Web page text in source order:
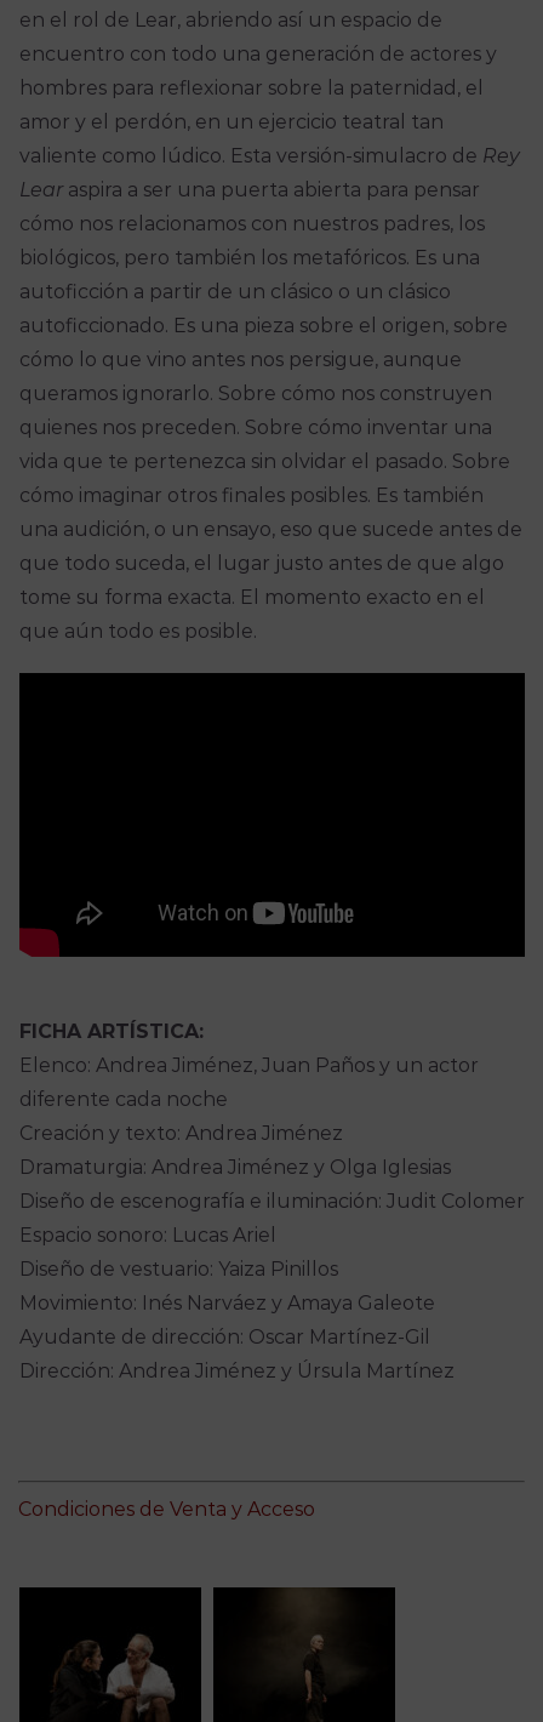
en el rol de Lear, abriendo así un espacio de
encuentro con todo una generación de actores y
hombres para reflexionar sobre la paternidad, el
amor y el perdón, en un ejercicio teatral tan
valiente como lúdico. Esta versión-simulacro de Rey
Lear aspira a ser una puerta abierta para pensar
cómo nos relacionamos con nuestros padres, los
biológicos, pero también los metafóricos. Es una
autoficción a partir de un clásico o un clásico
autoficcionado. Es una pieza sobre el origen, sobre
cómo lo que vino antes nos persigue, aunque
queramos ignorarlo. Sobre cómo nos construyen
quienes nos preceden. Sobre cómo inventar una
vida que te pertenezca sin olvidar el pasado. Sobre
cómo imaginar otros finales posibles. Es también
una audición, o un ensayo, eso que sucede antes de
que todo suceda, el lugar justo antes de que algo
tome su forma exacta. El momento exacto en el
que aún todo es posible.
FICHA ARTÍSTICA:
Elenco: Andrea Jiménez, Juan Paños y un actor
diferente cada noche
Creación y texto: Andrea Jiménez
Dramaturgia: Andrea Jiménez y Olga Iglesias
Diseño de escenografía e iluminación: Judit Colomer
Espacio sonoro: Lucas Ariel
Diseño de vestuario: Yaiza Pinillos
Movimiento: Inés Narváez y Amaya Galeote
Ayudante de dirección: Oscar Martínez-Gil
Dirección: Andrea Jiménez y Úrsula Martínez
Condiciones de Venta y Acceso